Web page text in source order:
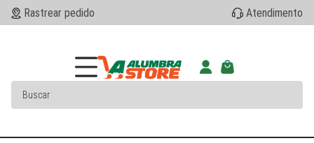
Rastrear pedido Atendimento